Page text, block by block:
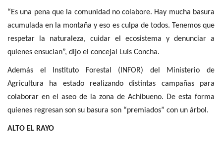
“Es una pena que la comunidad no colabore. Hay mucha basura
acumulada en la montaña y eso es culpa de todos. Tenemos que
respetar la naturaleza, cuidar el ecosistema y denunciar a
quienes ensucian”, dijo el concejal Luis Concha.
Además el Instituto Forestal (INFOR) del Ministerio de
Agricultura ha estado realizando distintas campañas para
colaborar en el aseo de la zona de Achibueno. De esta forma
quienes regresan son su basura son “premiados” con un árbol.
ALTO EL RAYO